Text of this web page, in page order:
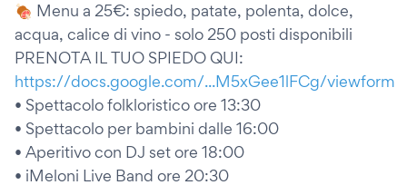
🍖 Menu a 25€: spiedo, patate, polenta, dolce,
acqua, calice di vino - solo 250 posti disponibili
PRENOTA IL TUO SPIEDO QUI:
https://docs.google.com/...M5xGee1lFCg/viewform
• Spettacolo folkloristico ore 13:30
• Spettacolo per bambini dalle 16:00
• Aperitivo con DJ set ore 18:00
• iMeloni Live Band ore 20:30